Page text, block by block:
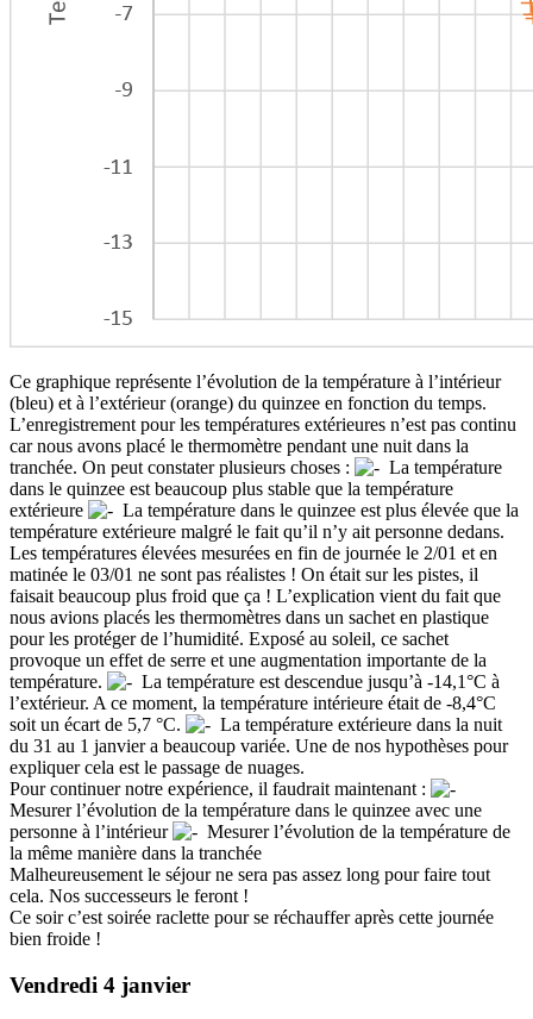
Ce graphique représente l’évolution de la température à l’intérieur
(bleu) et à l’extérieur (orange) du quinzee en fonction du temps.
L’enregistrement pour les températures extérieures n’est pas continu
car nous avons placé le thermomètre pendant une nuit dans la
tranchée. On peut constater plusieurs choses :
La température
dans le quinzee est beaucoup plus stable que la température
extérieure
La température dans le quinzee est plus élevée que la
température extérieure malgré le fait qu’il n’y ait personne dedans.
Les températures élevées mesurées en fin de journée le 2/01 et en
matinée le 03/01 ne sont pas réalistes ! On était sur les pistes, il
faisait beaucoup plus froid que ça ! L’explication vient du fait que
nous avions placés les thermomètres dans un sachet en plastique
pour les protéger de l’humidité. Exposé au soleil, ce sachet
provoque un effet de serre et une augmentation importante de la
température.
La température est descendue jusqu’à -14,1°C à
l’extérieur. A ce moment, la température intérieure était de -8,4°C
soit un écart de 5,7 °C.
La température extérieure dans la nuit
du 31 au 1 janvier a beaucoup variée. Une de nos hypothèses pour
expliquer cela est le passage de nuages.
Pour continuer notre expérience, il faudrait maintenant :
Mesurer l’évolution de la température dans le quinzee avec une
personne à l’intérieur
Mesurer l’évolution de la température de
la même manière dans la tranchée
Malheureusement le séjour ne sera pas assez long pour faire tout
cela. Nos successeurs le feront !
Ce soir c’est soirée raclette pour se réchauffer après cette journée
bien froide !
Vendredi 4 janvier